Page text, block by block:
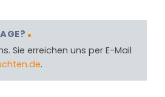
Sie erreichen uns per E-Mail
.